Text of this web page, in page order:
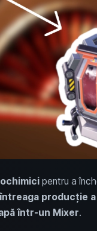
pentru a
producție
într-un Mixer.